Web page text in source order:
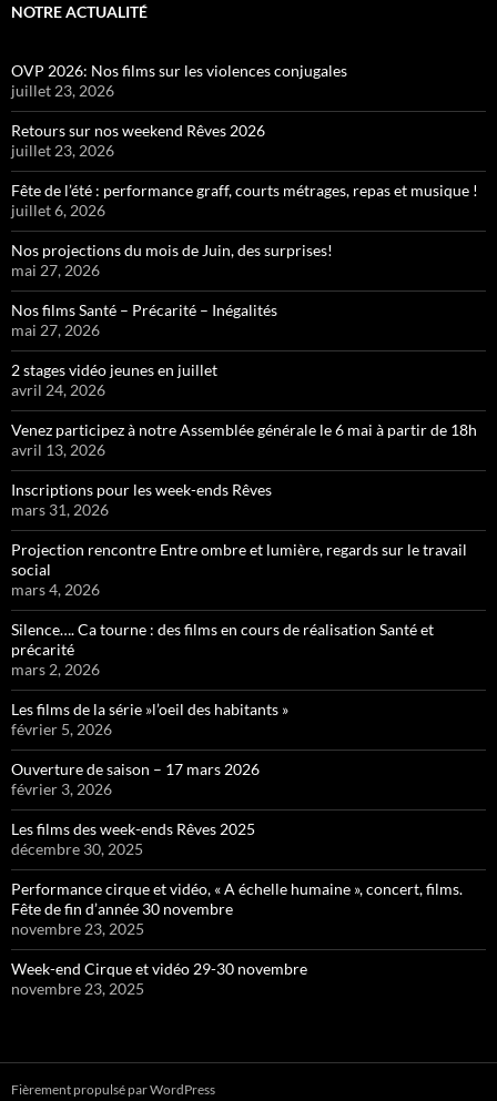
NOTRE ACTUALITÉ
OVP 2026: Nos films sur les violences conjugales
juillet 23, 2026
Retours sur nos weekend Rêves 2026
juillet 23, 2026
Fête de l’été : performance graff, courts métrages, repas et musique !
juillet 6, 2026
Nos projections du mois de Juin, des surprises!
mai 27, 2026
Nos films Santé – Précarité – Inégalités
mai 27, 2026
2 stages vidéo jeunes en juillet
avril 24, 2026
Venez participez à notre Assemblée générale le 6 mai à partir de 18h
avril 13, 2026
Inscriptions pour les week-ends Rêves
mars 31, 2026
Projection rencontre Entre ombre et lumière, regards sur le travail
social
mars 4, 2026
Silence…. Ca tourne : des films en cours de réalisation Santé et
précarité
mars 2, 2026
Les films de la série »l’oeil des habitants »
février 5, 2026
Ouverture de saison – 17 mars 2026
février 3, 2026
Les films des week-ends Rêves 2025
décembre 30, 2025
Performance cirque et vidéo, « A échelle humaine », concert, films.
Fête de fin d’année 30 novembre
novembre 23, 2025
Week-end Cirque et vidéo 29-30 novembre
novembre 23, 2025
Fièrement propulsé par WordPress